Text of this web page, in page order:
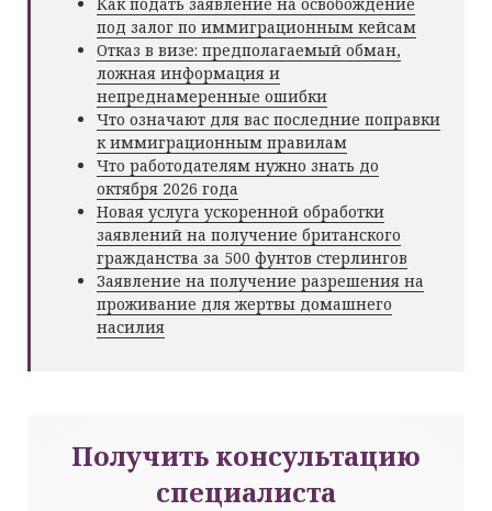
под залог по иммиграционным кейсам
Отказ в визе: предполагаемый обман,
ложная информация и
непреднамеренные ошибки
Что означают для вас последние поправки
к иммиграционным правилам
Что работодателям нужно знать до
октября 2026 года
Новая услуга ускоренной обработки
заявлений на получение британского
гражданства за 500 фунтов стерлингов
Заявление на получение разрешения на
проживание для жертвы домашнего
насилия
Получить консультацию
специалиста